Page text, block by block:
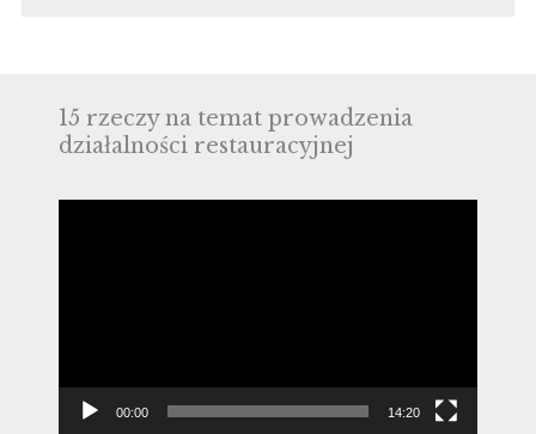
15 rzeczy na temat prowadzenia
działalności restauracyjnej
00:00 14:20